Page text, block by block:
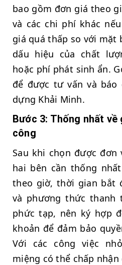
bao gồm đơn giá theo
và các chi phí khác
giá quá thấp so với mặt
dấu hiệu của chất
hoặc phí phát sinh ẩn.
để được tư vấn và
dựng Khải Minh.
Bước 3: Thống nhất
công
Sau khi chọn được
hai bên cần thống
theo giờ, thời gian bắt
và phương thức thanh
phức tạp, nên ký hợp
khoản để đảm bảo
Với các công việc
miệng có thể chấp